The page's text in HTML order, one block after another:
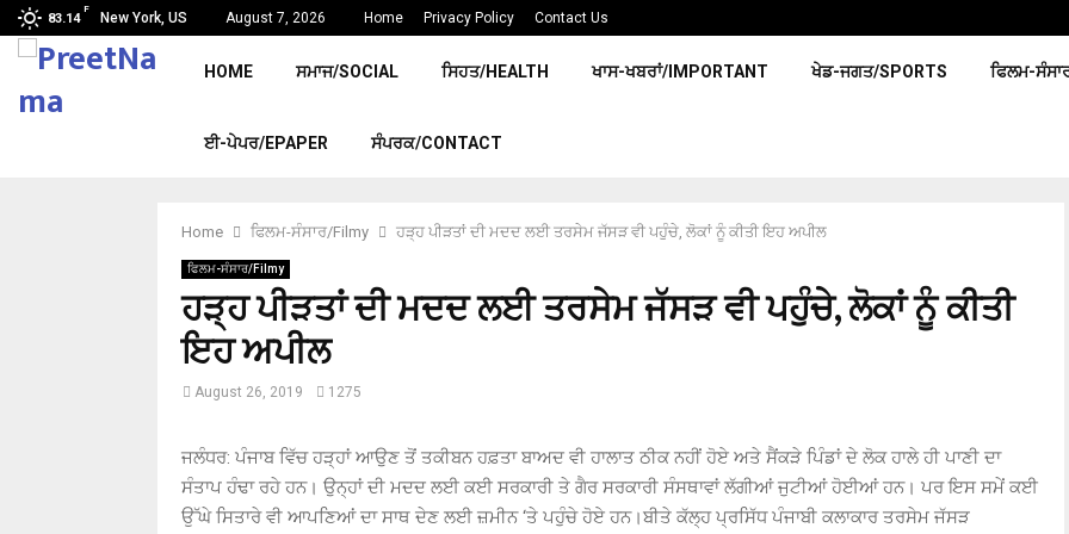
83.14
F
New York, US August 7, 2026 Home Privacy Policy Contact Us
HOME ਸਮਾਜ/SOCIAL ਸਿਹਤ/HEALTH ਖਾਸ-ਖਬਰਾਂ/IMPORTANT ਖੇਡ-ਜਗਤ/SPORTS ਫਿਲਮ-
ਈ-ਪੇਪਰ/EPAPER ਸੰਪਰਕ/CONTACT
Home ਫਿਲਮ-ਸੰਸਾਰ/Filmy ਹੜ੍ਹ ਪੀੜਤਾਂ ਦੀ ਮਦਦ ਲਈ ਤਰਸੇਮ ਜੱਸੜ ਵੀ ਪਹੁੰਚੇ, ਲੋਕਾਂ ਨੂੰ ਕੀਤੀ ਇਹ ਅਪੀਲ
ਫਿਲਮ-ਸੰਸਾਰ/Filmy
ਹੜ੍ਹ ਪੀੜਤਾਂ ਦੀ ਮਦਦ ਲਈ ਤਰਸੇਮ ਜੱਸੜ ਵੀ ਪਹੁੰਚੇ, ਲੋਕਾਂ ਨੂੰ ਕੀਤੀ
ਇਹ ਅਪੀਲ
August 26, 2019 1275
ਜਲੰਧਰ: ਪੰਜਾਬ ਵਿੱਚ ਹੜ੍ਹਾਂ ਆਉਣ ਤੋਂ ਤਕੀਬਨ ਹਫ਼ਤਾ ਬਾਅਦ ਵੀ ਹਾਲਾਤ ਠੀਕ ਨਹੀਂ ਹੋਏ ਅਤੇ ਸੈਂਕੜੇ ਪਿੰਡਾਂ ਦੇ ਲੋਕ ਹਾਲੇ ਹੀ ਪਾਣੀ ਦਾ
ਸੰਤਾਪ ਹੰਢਾ ਰਹੇ ਹਨ। ਉਨ੍ਹਾਂ ਦੀ ਮਦਦ ਲਈ ਕਈ ਸਰਕਾਰੀ ਤੇ ਗੈਰ ਸਰਕਾਰੀ ਸੰਸਥਾਵਾਂ ਲੱਗੀਆਂ ਜੁਟੀਆਂ ਹੋਈਆਂ ਹਨ। ਪਰ ਇਸ ਸਮੇਂ ਕਈ
ਉੱਘੇ ਸਿਤਾਰੇ ਵੀ ਆਪਣਿਆਂ ਦਾ ਸਾਥ ਦੇਣ ਲਈ ਜ਼ਮੀਨ ‘ਤੇ ਪਹੁੰਚੇ ਹੋਏ ਹਨ।ਬੀਤੇ ਕੱਲ੍ਹ ਪ੍ਰਸਿੱਧ ਪੰਜਾਬੀ ਕਲਾਕਾਰ ਤਰਸੇਮ ਜੱਸੜ